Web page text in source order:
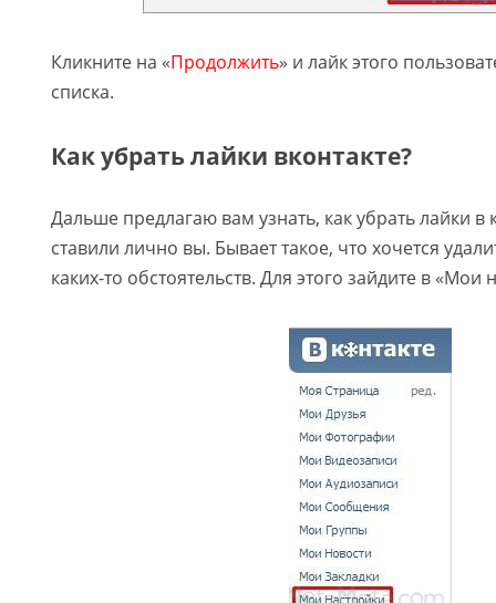
Кликните на «Продолжить» и лайк этого
списка.
Как убрать лайки вконтакте?
Дальше предлагаю вам узнать, как убрать лайки в
ставили лично вы. Бывает такое, что хочется
каких-то обстоятельств. Для этого зайдите в «Мои